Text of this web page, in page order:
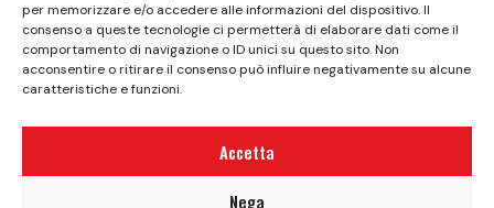
per memorizzare e/o accedere alle informazioni del dispositivo. Il
consenso a queste tecnologie ci permetterà di elaborare dati come il
comportamento di navigazione o ID unici su questo sito. Non
acconsentire o ritirare il consenso può influire negativamente su alcune
caratteristiche e funzioni.
Accetta
Nega
Vieni a trovarci all’Happy Valley per una giornata
all’insegna del divertimento e della sana
Cookie Policy (UE)